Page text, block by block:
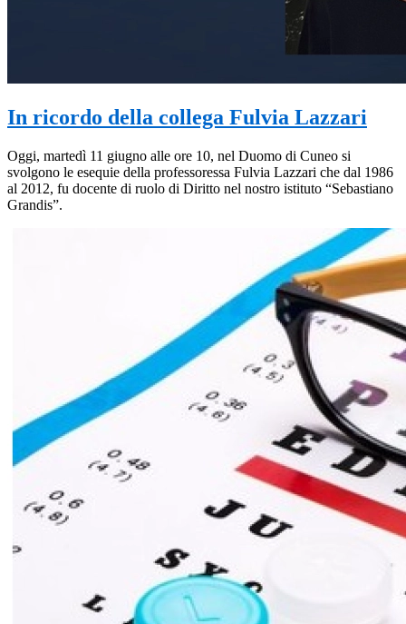
In ricordo della collega Fulvia Lazzari
Oggi, martedì 11 giugno alle ore 10, nel Duomo di Cuneo si
svolgono le esequie della professoressa Fulvia Lazzari che dal 1986
al 2012, fu docente di ruolo di Diritto nel nostro istituto “Sebastiano
Grandis”.